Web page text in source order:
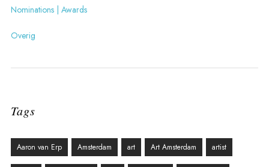
Nominations | Awards
Overig
Tags
Aaron van Erp Amsterdam art Art Amsterdam artist